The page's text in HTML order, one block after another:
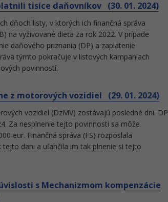
tisíce daňovníkov (30. 01. 2024)
dňoch listy, v ktorých ich finančná správa
na vyživované dieťa za rok 2022. V prípade
daňového priznania (DP) a zaplatenie
týmto pokračuje v listových kampaniach
povinností.
z motorových vozidiel (29. 01. 2024)
vozidiel (DzMV) zostávajú posledné dni. DP
Za nesplnenie tejto povinnosti sa môže
eur. Finančná správa (FS) rozposlala
dani a uľahčila im tak plnenie si tejto
s Mechanizmom kompenzácie